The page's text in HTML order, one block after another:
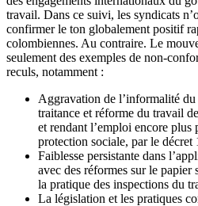
travail. Dans ce suivi, les syndicats
confirmer le ton globalement positif
colombiennes. Au contraire. Le
seulement des exemples de non-
reculs, notamment :
Aggravation de l’informalité
traitance et réforme du travail
et rendant l’emploi encore plus
protection sociale, par le décret
Faiblesse persistante dans
avec des réformes sur le
la pratique des inspections du
La législation et les pratiques